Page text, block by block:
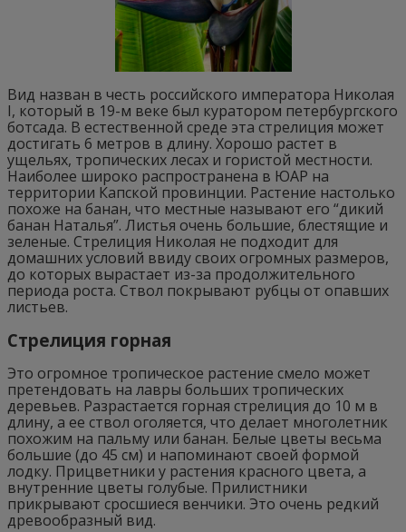
Вид назван в честь российского императора Николая
I, который в 19-м веке был куратором петербургского
ботсада. В естественной среде эта стрелиция может
достигать 6 метров в длину. Хорошо растет в
ущельях, тропических лесах и гористой местности.
Наиболее широко распространена в ЮАР на
территории Капской провинции. Растение настолько
похоже на банан, что местные называют его “дикий
банан Наталья”. Листья очень большие, блестящие и
зеленые. Стрелиция Николая не подходит для
домашних условий ввиду своих огромных размеров,
до которых вырастает из-за продолжительного
периода роста. Ствол покрывают рубцы от опавших
листьев.
Стрелиция горная
Это огромное тропическое растение смело может
претендовать на лавры больших тропических
деревьев. Разрастается горная стрелиция до 10 м в
длину, а ее ствол оголяется, что делает многолетник
похожим на пальму или банан. Белые цветы весьма
большие (до 45 см) и напоминают своей формой
лодку. Прицветники у растения красного цвета, а
внутренние цветы голубые. Прилистники
прикрывают сросшиеся венчики. Это очень редкий
древообразный вид.